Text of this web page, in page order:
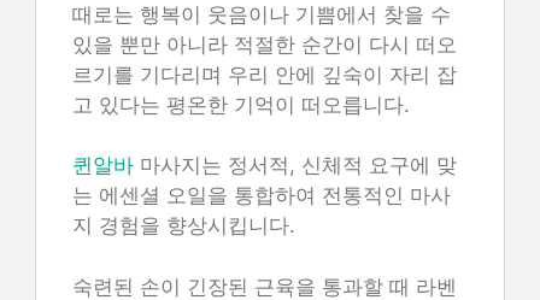
때로는 행복이 웃음이나 기쁨에서 찾을 수
있을 뿐만 아니라 적절한 순간이 다시 떠오
르기를 기다리며 우리 안에 깊숙이 자리 잡
고 있다는 평온한 기억이 떠오릅니다.
퀸알바 마사지는 정서적, 신체적 요구에 맞
는 에센셜 오일을 통합하여 전통적인 마사
지 경험을 향상시킵니다.
숙련된 손이 긴장된 근육을 통과할 때 라벤